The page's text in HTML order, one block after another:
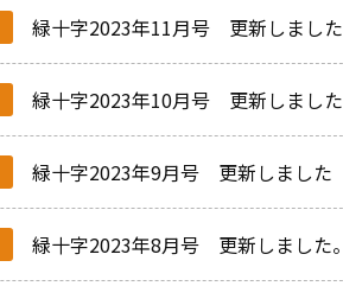
緑十字2023年11月号 更新しました
緑十字2023年10月号 更新しました
緑十字2023年9月号 更新しました
緑十字2023年8月号 更新しました。